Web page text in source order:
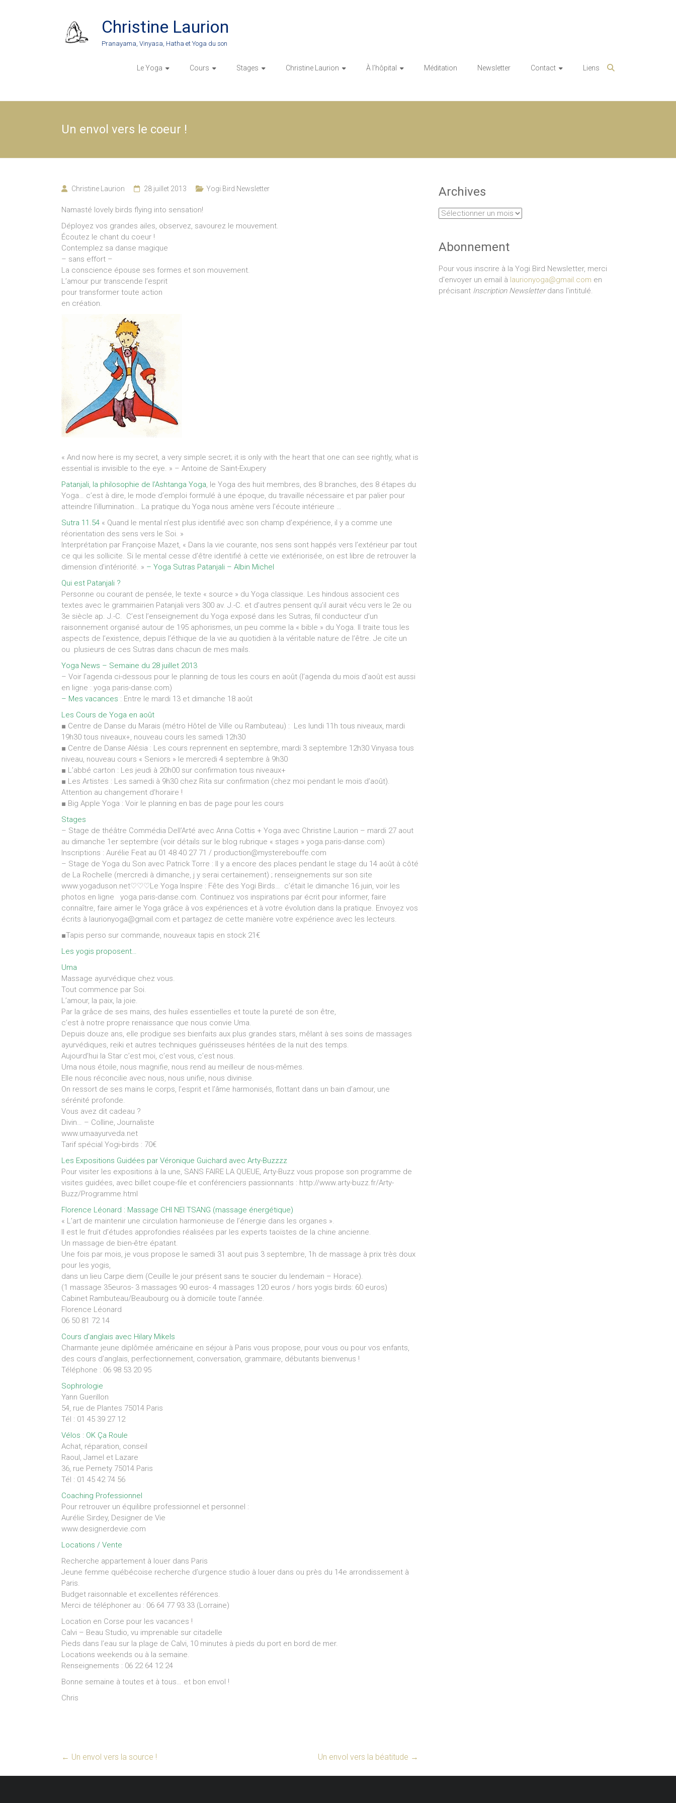
Christine Laurion
Pranayama, Vinyasa, Hatha et Yoga du son
Le Yoga Cours Stages Christine Laurion À l’hôpital Méditation Newsletter Contact Liens
Un envol vers le coeur !
Christine Laurion 28 juillet 2013 Yogi Bird Newsletter
Namasté lovely birds flying into sensation!
Déployez vos grandes ailes, observez, savourez le mouvement.
Écoutez le chant du coeur !
Contemplez sa danse magique
– sans effort –
La conscience épouse ses formes et son mouvement.
L’amour pur transcende l’esprit
pour transformer toute action
en création.
« And now here is my secret, a very simple secret; it is only with the heart that one can see rightly, what is
essential is invisible to the eye. » – Antoine de Saint-Exupery
Patanjali, la philosophie de l’Ashtanga Yoga, le Yoga des huit membres, des 8 branches, des 8 étapes du
Yoga… c’est à dire, le mode d’emploi formulé à une époque, du travaille nécessaire et par palier pour
atteindre l’illumination… La pratique du Yoga nous amène vers l’écoute intérieure …
Sutra 11.54 « Quand le mental n’est plus identifié avec son champ d’expérience, il y a comme une
réorientation des sens vers le Soi. »
Interprétation par Françoise Mazet, « Dans la vie courante, nos sens sont happés vers l’extérieur par tout
ce qui les sollicite. Si le mental cesse d’être identifié à cette vie extériorisée, on est libre de retrouver la
dimension d’intériorité. » – Yoga Sutras Patanjali – Albin Michel
Qui est Patanjali ?
Personne ou courant de pensée, le texte « source » du Yoga classique. Les hindous associent ces
textes avec le grammairien Patanjali vers 300 av. J.-C. et d’autres pensent qu’il aurait vécu vers le 2e ou
3e siècle ap. J.-C. C’est l’enseignement du Yoga exposé dans les Sutras, fil conducteur d’un
raisonnement organisé autour de 195 aphorismes, un peu comme la « bible » du Yoga. Il traite tous les
aspects de l’existence, depuis l’éthique de la vie au quotidien à la véritable nature de l’être. Je cite un
ou plusieurs de ces Sutras dans chacun de mes mails.
Yoga News – Semaine du 28 juillet 2013
– Voir l’agenda ci-dessous pour le planning de tous les cours en août (l’agenda du mois d’août est aussi
en ligne : yoga.paris-danse.com)
– Mes vacances : Entre le mardi 13 et dimanche 18 août
Les Cours de Yoga en août
■ Centre de Danse du Marais (métro Hôtel de Ville ou Rambuteau) : Les lundi 11h tous niveaux, mardi
19h30 tous niveaux+, nouveau cours les samedi 12h30
■ Centre de Danse Alésia : Les cours reprennent en septembre, mardi 3 septembre 12h30 Vinyasa tous
niveau, nouveau cours « Seniors » le mercredi 4 septembre à 9h30
■ L’abbé carton : Les jeudi à 20h00 sur confirmation tous niveaux+
■ Les Artistes : Les samedi à 9h30 chez Rita sur confirmation (chez moi pendant le mois d’août).
Attention au changement d’horaire !
■ Big Apple Yoga : Voir le planning en bas de page pour les cours
Stages
– Stage de théâtre Commédia Dell’Arté avec Anna Cottis + Yoga avec Christine Laurion – mardi 27 aout
au dimanche 1er septembre (voir détails sur le blog rubrique « stages » yoga.paris-danse.com)
Inscriptions : Aurélie Feat au 01 48 40 27 71 / production@mysterebouffe.com
– Stage de Yoga du Son avec Patrick Torre : Il y a encore des places pendant le stage du 14 août à côté
de La Rochelle (mercredi à dimanche, j y serai certainement) ; renseignements sur son site
www.yogaduson.net♡♡♡Le Yoga Inspire : Fête des Yogi Birds… c’était le dimanche 16 juin, voir les
photos en ligne yoga.paris-danse.com. Continuez vos inspirations par écrit pour informer, faire
connaître, faire aimer le Yoga grâce à vos expériences et à votre évolution dans la pratique. Envoyez vos
écrits à laurionyoga@gmail.com et partagez de cette manière votre expérience avec les lecteurs.
■Tapis perso sur commande, nouveaux tapis en stock 21€
Les yogis proposent…
Uma
Massage ayurvédique chez vous.
Tout commence par Soi.
L’amour, la paix, la joie.
Par la grâce de ses mains, des huiles essentielles et toute la pureté de son être,
c’est à notre propre renaissance que nous convie Uma.
Depuis douze ans, elle prodigue ses bienfaits aux plus grandes stars, mêlant à ses soins de massages
ayurvédiques, reiki et autres techniques guérisseuses héritées de la nuit des temps.
Aujourd’hui la Star c’est moi, c’est vous, c’est nous.
Uma nous étoile, nous magnifie, nous rend au meilleur de nous-mêmes.
Elle nous réconcilie avec nous, nous unifie, nous divinise.
On ressort de ses mains le corps, l’esprit et l’âme harmonisés, flottant dans un bain d’amour, une
sérénité profonde.
Vous avez dit cadeau ?
Divin… – Colline, Journaliste
www.umaayurveda.net
Tarif spécial Yogi-birds : 70€
Les Expositions Guidées par Véronique Guichard avec Arty-Buzzzz
Pour visiter les expositions à la une, SANS FAIRE LA QUEUE, Arty-Buzz vous propose son programme de
visites guidées, avec billet coupe-file et conférenciers passionnants : http://www.arty-buzz.fr/Arty-
Buzz/Programme.html
Florence Léonard : Massage CHI NEI TSANG (massage énergétique)
« L’art de maintenir une circulation harmonieuse de l’énergie dans les organes ».
Il est le fruit d’études approfondies réalisées par les experts taoïstes de la chine ancienne.
Un massage de bien-être épatant.
Une fois par mois, je vous propose le samedi 31 aout puis 3 septembre, 1h de massage à prix très doux
pour les yogis,
dans un lieu Carpe diem (Ceuille le jour présent sans te soucier du lendemain – Horace).
(1 massage 35euros- 3 massages 90 euros- 4 massages 120 euros / hors yogis birds: 60 euros)
Cabinet Rambuteau/Beaubourg ou à domicile toute l’année.
Florence Léonard
06 50 81 72 14
Cours d’anglais avec Hilary Mikels
Charmante jeune diplômée américaine en séjour à Paris vous propose, pour vous ou pour vos enfants,
des cours d’anglais, perfectionnement, conversation, grammaire, débutants bienvenus !
Téléphone : 06 98 53 20 95
Sophrologie
Yann Guerillon
54, rue de Plantes 75014 Paris
Tél : 01 45 39 27 12
Vélos : OK Ça Roule
Achat, réparation, conseil
Raoul, Jamel et Lazare
36, rue Pernety 75014 Paris
Tél : 01 45 42 74 56
Coaching Professionnel
Pour retrouver un équilibre professionnel et personnel :
Aurélie Sirdey, Designer de Vie
www.designerdevie.com
Locations / Vente
Recherche appartement à louer dans Paris
Jeune femme québécoise recherche d’urgence studio à louer dans ou près du 14e arrondissement à
Paris.
Budget raisonnable et excellentes références.
Merci de téléphoner au : 06 64 77 93 33 (Lorraine)
Location en Corse pour les vacances !
Calvi – Beau Studio, vu imprenable sur citadelle
Pieds dans l’eau sur la plage de Calvi, 10 minutes à pieds du port en bord de mer.
Locations weekends ou à la semaine.
Renseignements : 06 22 64 12 24
Bonne semaine à toutes et à tous… et bon envol !
Chris
← Un envol vers la source ! Un envol vers la béatitude →
Archives
Archives
Abonnement
Pour vous inscrire à la Yogi Bird Newsletter, merci
d'envoyer un email à laurionyoga@gmail.com en
précisant Inscription Newsletterdans l'intitulé.